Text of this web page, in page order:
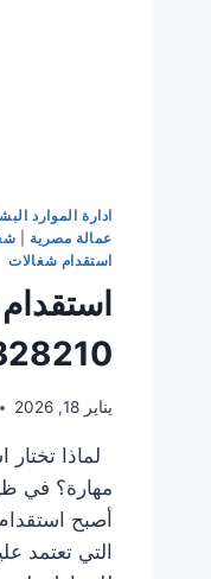
ادارة الموارد
عمالة مصرية
استقدام شغالات
يناير 18, 2026
لماذا
مهارة؟ في ظل
أصبح
التي تعتمد